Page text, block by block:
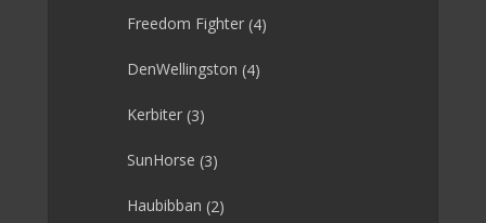
Freedom Fighter (4)
DenWellingston (4)
Kerbiter (3)
SunHorse (3)
Haubibban (2)